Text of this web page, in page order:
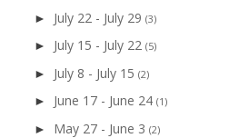
► July 22 - July 29 (3)
► July 15 - July 22 (5)
► July 8 - July 15 (2)
► June 17 - June 24 (1)
► May 27 - June 3 (2)